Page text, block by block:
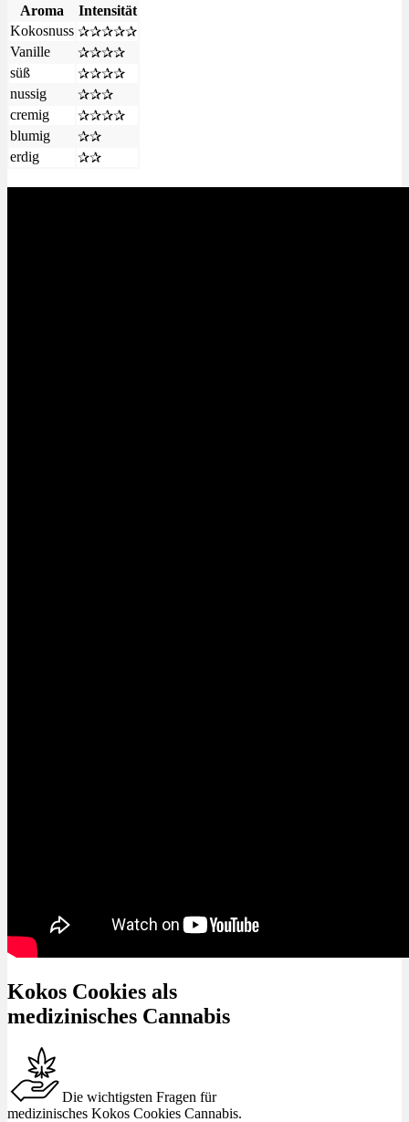
Aroma
Intensität
Kokosnuss ✰✰✰✰✰
Vanille
✰✰✰✰
süß
✰✰✰✰
nussig
✰✰✰
cremig
✰✰✰✰
blumig
✰✰
erdig
✰✰
Kokos Cookies als
medizinisches Cannabis
Die wichtigsten Fragen für
medizinisches Kokos Cookies Cannabis.